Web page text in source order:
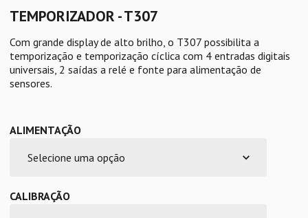
TEMPORIZADOR - T307
Com grande display de alto brilho, o T307 possibilita a
temporização e temporização cíclica com 4 entradas digitais
universais, 2 saídas a relé e fonte para alimentação de
sensores.
ALIMENTAÇÃO
CALIBRAÇÃO